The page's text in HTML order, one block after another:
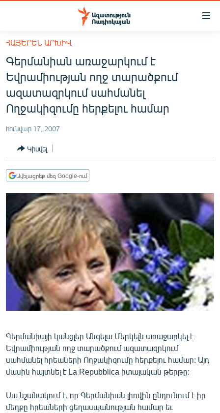
Մատչելիության
հիմնական
բովանդակությանը
Անցնել
հիմնական
մենյուին
Որոնում
ՀԱՅԱՍՏԱՆ
ՔԱՂԱՔԱԿԱՆ
ԸՆՏՐՈՒԹՅՈՒՆՆԵՐ 2026
ՏՆՏԵՍՈՒԹՅՈՒՆ
ՂԱՐԱԲԱՂ
ՊԱՏԵՐԱԶՄԻ 6 ՇԱԲԱԹՆԵՐԸ
ՏԱՐԱԾԱՇՐՋԱՆ
ՄԻՋԱԶԳԱՅԻՆ
ՄՇԱԿՈՒՅԹ
ՍՊՈՐՏ
ՄԵԿՆԱԲԱՆՈՒԹՅՈՒՆ
ՏՏ ԵՒ ԻՆՏԵՐՆԵՏ
ԱՐԽԻՎ
ՏԵՍԱՆՅՈՒԹԵՐ
ԲԱՆԱՎԵՃ
ՓՈԴՔԱՍԹ
ՀԱՅԵՐԵՆ ԱՐԽԻՎ
Գերմանիան առաջարկում է
Եվրամիության ողջ տարածքում
ազատազրկում սահմանել
Ողջակիզումը հերքելու համար
հունվար 17, 2007
Կիսվել
Ավելացրեք մեզ Google-ում
Գերմանիայի կանցլեր Անգելա Մերկելն առաջարկել է
Եվրամիության ողջ տարածքում ազատազրկում
սահմանել հրեաների Ողջակիզումը հերքելու համար: Այդ
մասին հայտնել է La Repubblica իտալական թերթը:
Սա նշանակում է, որ Գերմանիան լիովին ընդունում է իր
մեղքը հրեաների ցեղասպանության համար եւ